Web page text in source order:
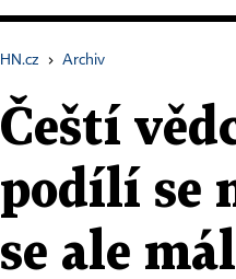
HN.cz › Archiv
Čeští
podílí se
se ale